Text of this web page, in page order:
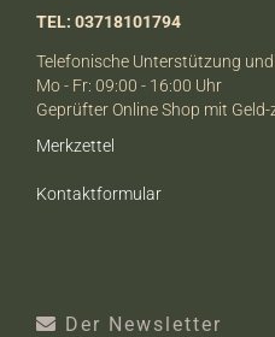
TEL: 03718101794
Telefonische Unterstützung
Mo - Fr: 09:00 - 16:00 Uhr
Geprüfter Online Shop mit
Merkzettel
Kontaktformular
Der Newsletter